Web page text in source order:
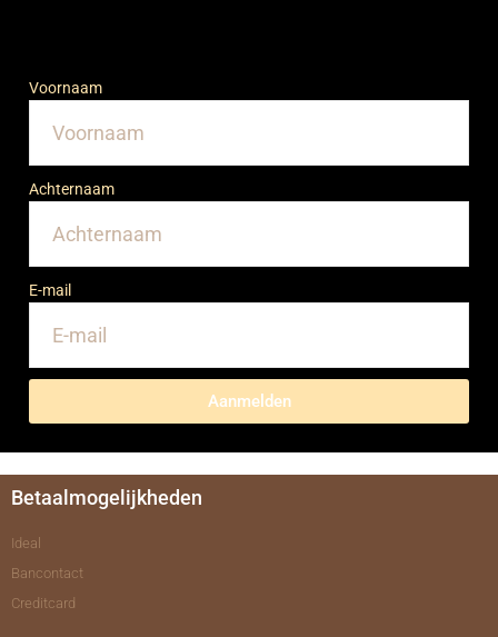
Voornaam
Achternaam
E-mail
Aanmelden
Betaalmogelijkheden
Ideal
Bancontact
Creditcard